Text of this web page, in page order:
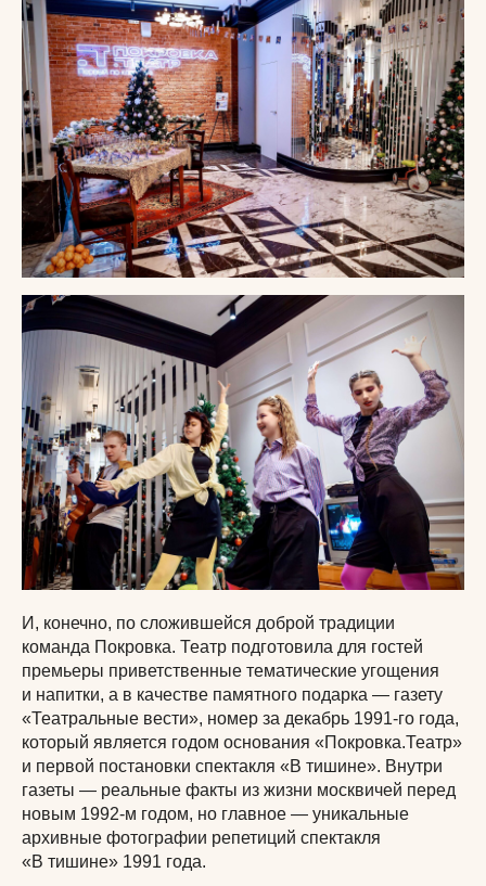
И, конечно, по сложившейся доброй традиции
команда Покровка. Театр подготовила для гостей
премьеры приветственные тематические угощения
и напитки, а в качестве памятного подарка — газету
«Театральные вести», номер за декабрь 1991-го года,
который является годом основания «Покровка.Театр»
и первой постановки спектакля «В тишине». Внутри
газеты — реальные факты из жизни москвичей перед
новым 1992-м годом, но главное — уникальные
архивные фотографии репетиций спектакля
«В тишине» 1991 года.